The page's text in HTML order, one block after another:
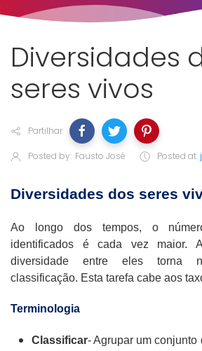
Diversidades
seres vivos
Partilhar
Posted by: Fausto José Posted at
Diversidades dos seres
Ao longo dos tempos, o
identificados é cada vez maior.
diversidade entre eles torna
classificação. Esta tarefa cabe aos
Terminologia
Classificar- Agrupar um